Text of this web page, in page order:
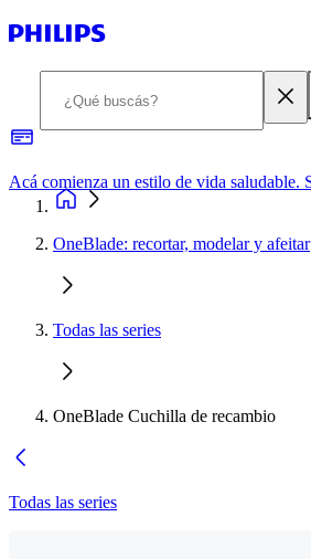
OneBlade: recortar, modelar y afeitar
Todas las series
OneBlade Cuchilla de recambio
Todas las series